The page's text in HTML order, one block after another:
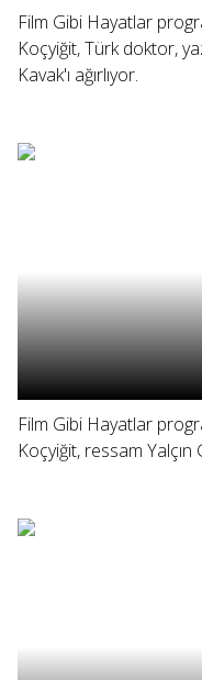
Film Gibi Hayatlar
Koçyiğit, Türk doktor,
Kavak'ı ağırlıyor.
Film Gibi Hayatlar
Koçyiğit, ressam